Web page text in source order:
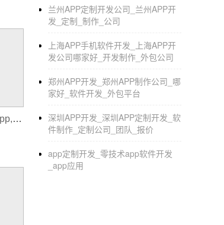
3.可以用屏幕左侧导航栏看到的功能，添加
航；添加各种功能(拼团，投票，表格，抽奖
所有部分。
4.在最终的风格设置中，你可以改变照片投
5.用你第一步注册的管理员账号扫描授权小
批准，然后您可以搜索小程序名称就能通过微
泰兴经济开发区入园预约app,上门预约服务app开发
兰州APP定制开发公司_兰州APP开
发_定制_制作_公司
上海APP手机软件开发_上海APP开
发公司哪家好_开发制作_外包公司
郑州APP开发_郑州APP制作公司_哪
家好_软件开发_外包平台
深圳APP开发_深圳APP定制开发_软
件制作_定制公司_团队_报价
app定制开发_零技术app软件开发
_app应用